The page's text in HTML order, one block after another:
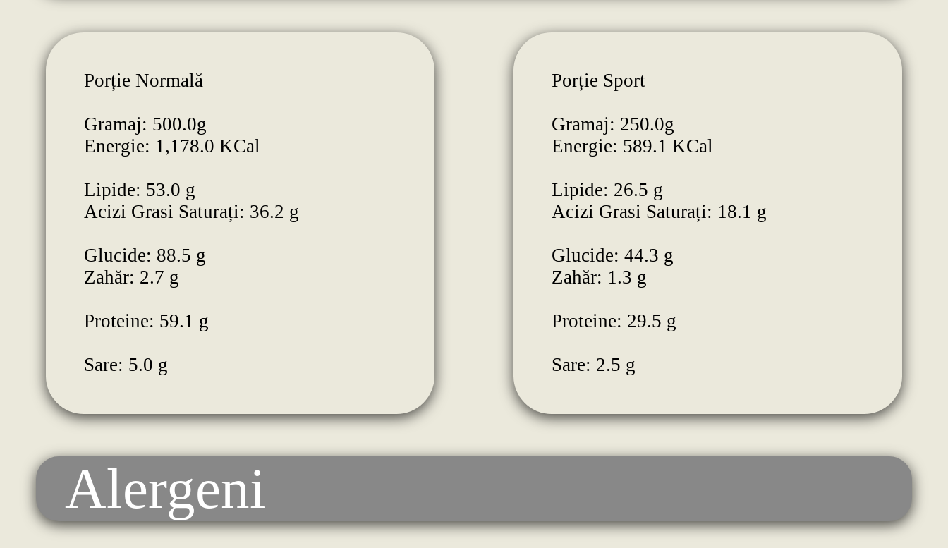
Porție Normală
Gramaj: 500.0g
Energie: 1,178.0 KCal
Lipide: 53.0 g
Acizi Grasi Saturați: 36.2 g
Glucide: 88.5 g
Zahăr: 2.7 g
Proteine: 59.1 g
Sare: 5.0 g
Porție Sport
Gramaj: 250.0g
Energie: 589.1 KCal
Lipide: 26.5 g
Acizi Grasi Saturați: 18.1 g
Glucide: 44.3 g
Zahăr: 1.3 g
Proteine: 29.5 g
Sare: 2.5 g
Alergeni